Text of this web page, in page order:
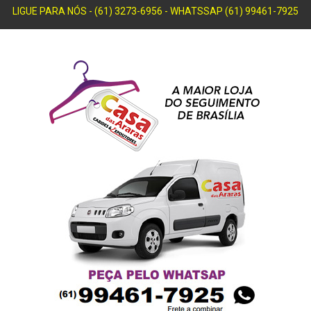
LIGUE PARA NÓS - (61) 3273-6956 - WHATSSAP (61) 99461-7925